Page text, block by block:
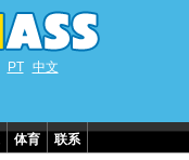
PT 中文
体育 联系